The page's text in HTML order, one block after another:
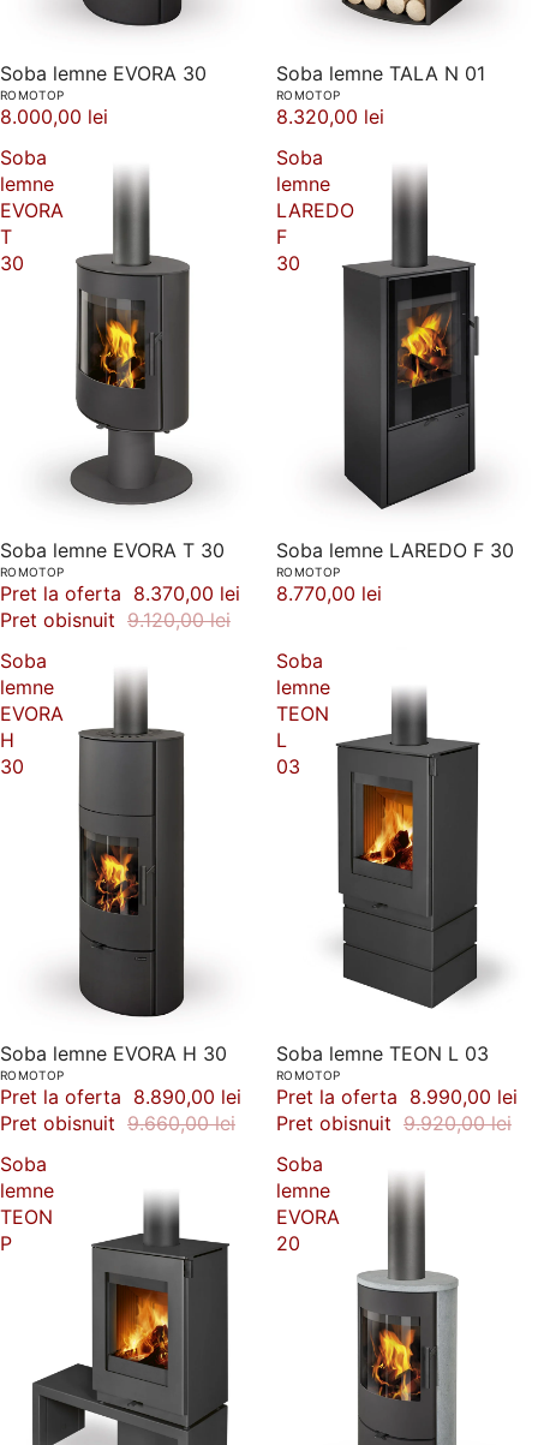
Soba lemne EVORA 30
ROMOTOP
8.000,00 lei
Soba lemne TALA N 01
ROMOTOP
8.320,00 lei
Soba
lemne
EVORA
T
30
-8%
Soba lemne EVORA T 30
ROMOTOP
Pret la oferta 8.370,00 lei
Pret obisnuit 9.120,00 lei
Soba
lemne
LAREDO
F
30
Soba lemne LAREDO F 30
ROMOTOP
8.770,00 lei
Soba
lemne
EVORA
H
30
-8%
Soba lemne EVORA H 30
ROMOTOP
Pret la oferta 8.890,00 lei
Pret obisnuit 9.660,00 lei
Soba
lemne
TEON
L
03
-9%
Soba lemne TEON L 03
ROMOTOP
Pret la oferta 8.990,00 lei
Pret obisnuit 9.920,00 lei
Soba
lemne
TEON
P
Soba
lemne
EVORA
20